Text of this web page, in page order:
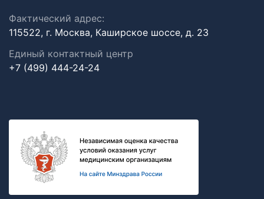
Фактический адрес:
115522, г. Москва, Каширское шоссе, д. 23
Единый контактный центр
+7 (499) 444-24-24